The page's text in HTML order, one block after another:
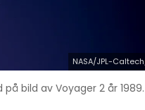
NASA/JPL-
bild av Voyager 2 år 1989.